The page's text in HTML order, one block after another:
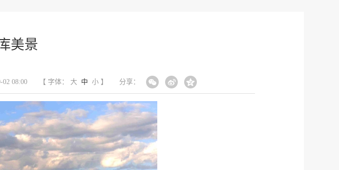
美景
02 08:00 【 字体： 大 中 小】 分享：